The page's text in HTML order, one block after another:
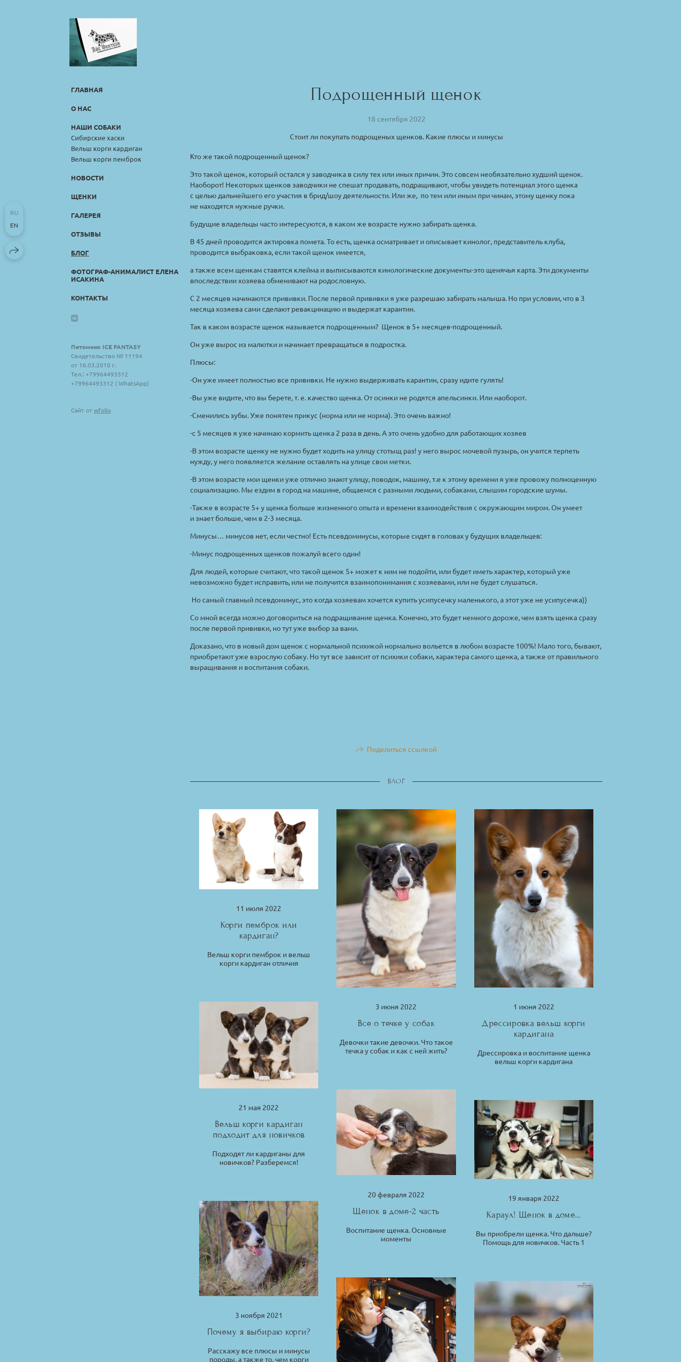
ГЛАВНАЯ
О НАС
НАШИ СОБАКИ
Сибирские хаски
Вельш корги кардиган
Вельш корги пемброк
НОВОСТИ
ЩЕНКИ
ГАЛЕРЕЯ
ОТЗЫВЫ
БЛОГ
ФОТОГРАФ-АНИМАЛИСТ ЕЛЕНА
ИСАКИНА
КОНТАКТЫ
Питомник ICE FANTASY
Свидетельство № 11194
от 16.03.2010 г.
Тел.: +79964493312
+79964493312 ( WhatsApp)
Сайт отwfolio
Подрощенный щенок
18 сентября 2022
Стоит ли покупать подрощеных щенков. Какие плюсы и минусы
Кто же такой подрощенный щенок?
Это такой щенок, который остался у заводчика в силу тех или иных причин. Это совсем необязательно худший щенок.
Наоборот! Некоторых щенков заводчики не спешат продавать, подращивают, чтобы увидеть потенциал этого щенка
с целью дальнейшего его участия в брид/шоу деятельности. Или же, по тем или иным при чинам, этому щенку пока
не находятся нужные ручки.
Будущие владельцы часто интересуются, в каком же возрасте нужно забирать щенка.
В 45 дней проводится актировка помета. То есть, щенка осматривает и описывает кинолог, представитель клуба,
проводится выбраковка, если такой щенок имеется,
а также всем щенкам ставятся клейма и выписываются кинологические документы-это щенячья карта. Эти документы
впоследствии хозяева обменивают на родословную.
С 2 месяцев начинаются прививки. После первой прививки я уже разрешаю забирать малыша. Но при условии, что в 3
месяца хозяева сами сделают ревакцинацию и выдержат карантин.
Так в каком возрасте щенок называется подрощенным? Щенок в 5+ месяцев-подрощенный.
Он уже вырос из малютки и начинает превращаться в подростка.
Плюсы:
-Он уже имеет полностью все прививки. Не нужно выдерживать карантин, сразу идите гулять!
-Вы уже видите, что вы берете, т. е. качество щенка. От осинки не родятся апельсинки. Или наоборот.
-Сменились зубы. Уже понятен прикус (норма или не норма). Это очень важно!
-с 5 месяцев я уже начинаю кормить щенка 2 раза в день. А это очень удобно для работающих хозяев
-В этом возрасте щенку не нужно будет ходить на улицу стотыщ раз! у него вырос мочевой пузырь, он учится терпеть
нужду, у него появляется желание оставлять на улице свои метки.
-В этом возрасте мои щенки уже отлично знают улицу, поводок, машину, т.е к этому времени я уже провожу полноценную
социализацию. Мы ездим в город на машине, общаемся с разными людьми, собаками, слышим городские шумы.
-Также в возрасте 5+ у щенка больше жизненного опыта и времени взаимодействия с окружающим миром. Он умеет
и знает больше, чем в 2-3 месяца.
Минусы… минусов нет, если честно! Есть псевдоминусы, которые сидят в головах у будущих владельцев:
-Минус подрощенных щенков пожалуй всего один!
Для людей, которые считают, что такой щенок 5+ может к ним не подойти, или будет иметь характер, который уже
невозможно будет исправить, или не получится взаимопонимания с хозяевами, или не будет слушаться.
Но самый главный псевдоминус, это когда хозяевам хочется купить усипусечку маленького, а этот уже не усипусечка))
Со мной всегда можно договориться на подращивание щенка. Конечно, это будет немного дороже, чем взять щенка сразу
после первой прививки, но тут уже выбор за вами.
Доказано, что в новый дом щенок с нормальной психикой нормально вольется в любом возрасте 100%! Мало того, бывают,
приобретают уже взрослую собаку. Но тут все зависит от психики собаки, характера самого щенка, а также от правильного
выращивания и воспитания собаки.
Поделиться ссылкой
БЛОГ
11 июля 2022
Корги пемброк или
кардиган?
Вельш корги пемброк и вельш
корги кардиган отличия
3 июня 2022
Все о течке у собак
Девочки такие девочки. Что такое
течка у собак и как с ней жить?
1 июня 2022
Дрессировка вельш корги
кардигана
Дрессировка и воспитание щенка
вельш корги кардигана
21 мая 2022
Вельш корги кардиган
подходит для новичков
Подходят ли кардиганы для
новичков? Разберемся!
20 февраля 2022
Щенок в доме-2 часть
Воспитание щенка. Основные
моменты
19 января 2022
Караул! Щенок в доме…
Вы приобрели щенка. Что дальше?
Помощь для новичков. Часть 1
3 ноября 2021
Почему я выбираю корги?
Расскажу все плюсы и минусы
породы, а также то, чем корги
RU
EN